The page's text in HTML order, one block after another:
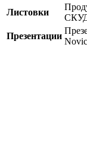
Листовки
Презентации